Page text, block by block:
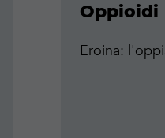
Oppioidi
Eroina: